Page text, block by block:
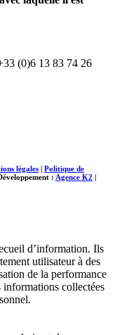
(0)6 13 83 74 26
légales | Politique de
: Agence K2 |
d’information. Ils
utilisateur à des
de la performance
informations collectées